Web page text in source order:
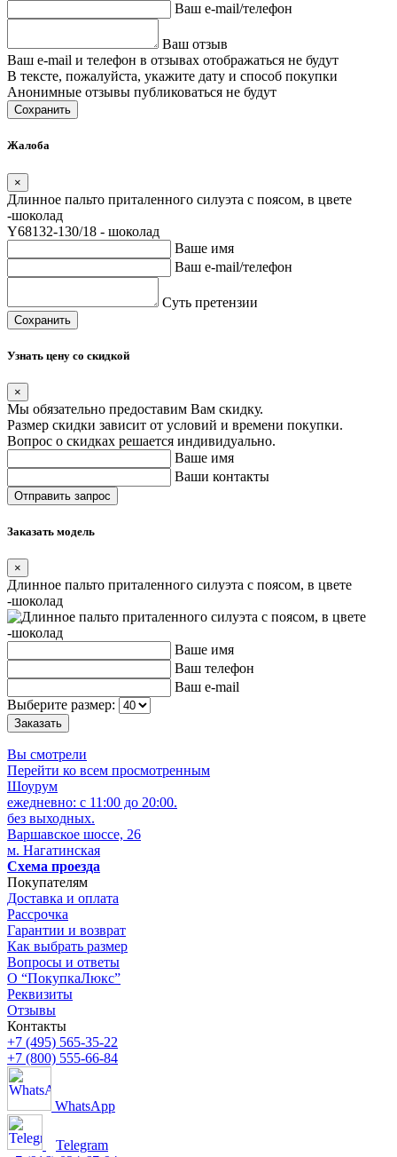
Ваш e-mail/телефон
Ваш отзыв
Ваш e-mail и телефон в отзывах отображаться не будут
В тексте, пожалуйста, укажите дату и способ покупки
Анонимные отзывы публиковаться не будут
Сохранить
Жалоба
×
Длинное пальто приталенного силуэта с поясом, в цвете
-шоколад
Y68132-130/18 - шоколад
Ваше имя
Ваш e-mail/телефон
Суть претензии
Сохранить
Узнать цену со скидкой
×
Мы обязательно предоставим Вам скидку.
Размер скидки зависит от условий и времени покупки.
Вопрос о скидках решается индивидуально.
Ваше имя
Ваши контакты
Заказать модель
×
Длинное пальто приталенного силуэта с поясом, в цвете
-шоколад
Ваше имя
Ваш телефон
Ваш e-mail
Выберите размер:
Вы смотрели
Перейти ко всем просмотренным
Шоурум
ежедневно: с 11:00 до 20:00.
без выходных.
Варшавское шоссе, 26
м. Нагатинская
Схема проезда
Покупателям
Доставка и оплата
Рассрочка
Гарантии и возврат
Как выбрать размер
Вопросы и ответы
О “ПокупкаЛюкс”
Реквизиты
Отзывы
Контакты
+7 (495) 565-35-22
+7 (800) 555-66-84
WhatsApp
Telegram